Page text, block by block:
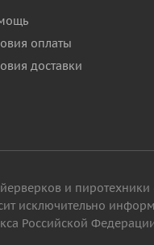
оплаты
доставки
и
исключительно
Российской